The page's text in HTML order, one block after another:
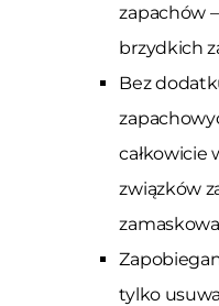
zapachów
brzydkich
Bez
całkowicie
związków
tylko